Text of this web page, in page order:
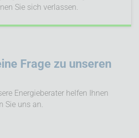
Sie sich verlassen.
Frage zu unseren
Energieberater helfen Ihnen
Sie uns an.